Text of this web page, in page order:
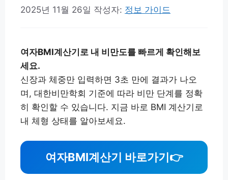
2025년 11월 26일 작성자: 정보 가이드
여자BMI계산기로 내 비만도를 빠르게 확인해보
세요.
신장과 체중만 입력하면 3초 만에 결과가 나오
며, 대한비만학회 기준에 따라 비만 단계를 정확
히 확인할 수 있습니다. 지금 바로 BMI 계산기로
내 체형 상태를 알아보세요.
여자BMI계산기 바로가기 👉